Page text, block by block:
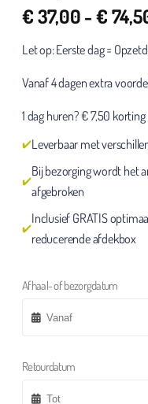
€37,00-€
Let op: Eerste dag =
Vanaf 4 dagen extra
1 dag huren? € 7,50
Leverbaar met
Bij bezorging wordt het
afgebroken
Inclusief GRATIS
reducerende afdekbox
Afhaal- of bezorgdatum
Retourdatum